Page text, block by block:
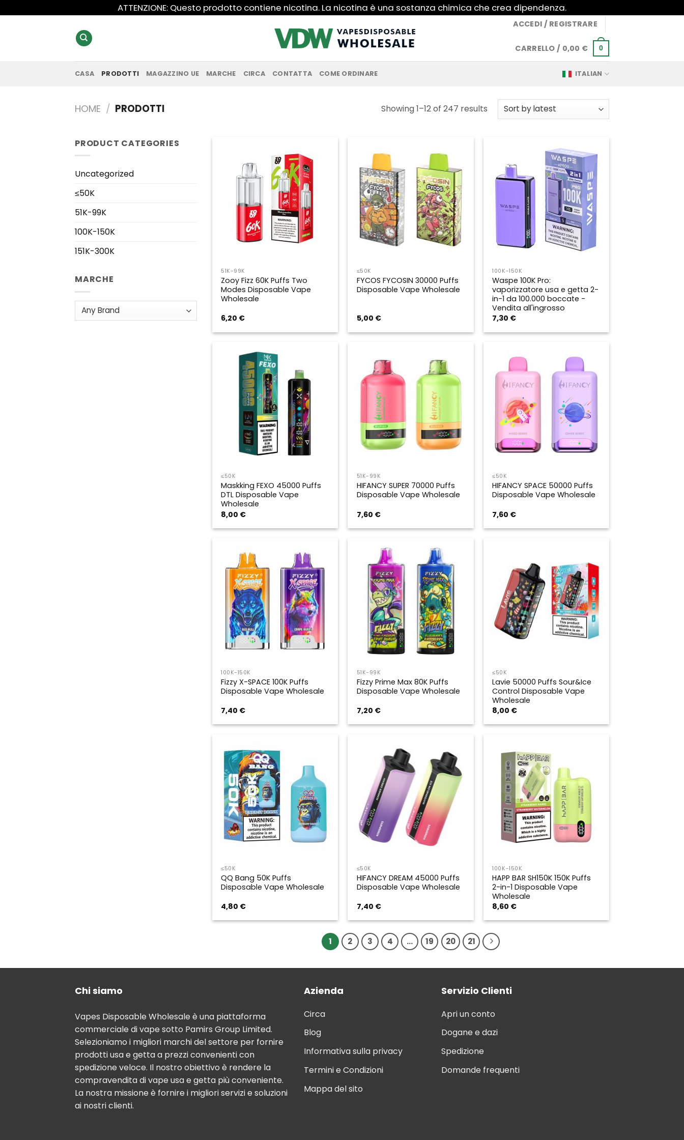
ai
ATTENZIONE: Questo prodotto contiene nicotina. La nicotina è una sostanza chimica che crea dipendenza.
ACCEDI / REGISTRARE
CARRELLO / 0,00 € 0
CASA PRODOTTI MAGAZZINO UE MARCHE CIRCA CONTATTA COME ORDINARE ITALIAN
HOME / PRODOTTI Showing 1–12 of 247 resultsSorted
PRODUCT CATEGORIES
Uncategorized
≤50K
51K-99K
100K-150K
151K-300K
MARCHE
51K-99K
Zooy Fizz 60K Puffs Two
Modes Disposable Vape
Wholesale
6,20 €
≤50K
FYCOS FYCOSIN 30000 Puffs
Disposable Vape Wholesale
5,00 €
100K-150K
Waspe 100K Pro:
vaporizzatore usa e getta 2-
in-1 da 100.000 boccate -
Vendita all'ingrosso
7,30 €
≤50K
Maskking FEXO 45000 Puffs
DTL Disposable Vape
Wholesale
8,00 €
51K-99K
HIFANCY SUPER 70000 Puffs
Disposable Vape Wholesale
7,60 €
≤50K
HIFANCY SPACE 50000 Puffs
Disposable Vape Wholesale
7,60 €
100K-150K
Fizzy X-SPACE 100K Puffs
Disposable Vape Wholesale
7,40 €
51K-99K
Fizzy Prime Max 80K Puffs
Disposable Vape Wholesale
7,20 €
≤50K
Lavie 50000 Puffs Sour&Ice
Control Disposable Vape
Wholesale
8,00 €
≤50K
QQ Bang 50K Puffs
Disposable Vape Wholesale
4,80 €
≤50K
HIFANCY DREAM 45000 Puffs
Disposable Vape Wholesale
7,40 €
100K-150K
HAPP BAR SH150K 150K Puffs
2-in-1 Disposable Vape
Wholesale
8,60 €
1 2 3 4 ... 19 20 21
Chi siamo
Vapes Disposable Wholesale è una piattaforma
commerciale di vape sotto Pamirs Group Limited.
Selezioniamo i migliori marchi del settore per fornire
prodotti usa e getta a prezzi convenienti con
spedizione veloce. Il nostro obiettivo è rendere la
compravendita di vape usa e getta più conveniente.
La nostra missione è fornire i migliori servizi e soluzioni
ai nostri clienti.
Azienda
Circa
Blog
Informativa sulla privacy
Termini e Condizioni
Mappa del sito
Servizio Clienti
Apri un conto
Dogane e dazi
Spedizione
Domande frequenti